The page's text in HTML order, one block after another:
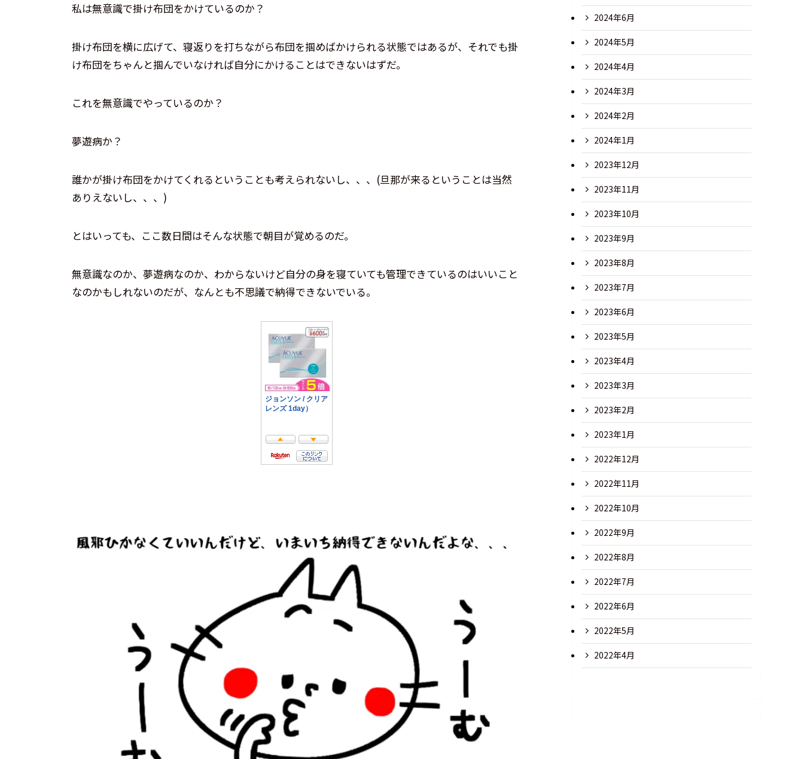
私は無意識で掛け布団をかけているのか？
掛け布団を横に広げて、寝返りを打ちながら布団を掴めばかけられる状態ではあるが、それでも掛
け布団をちゃんと掴んでいなければ自分にかけることはできないはずだ。
これを無意識でやっているのか？
夢遊病か？
誰かが掛け布団をかけてくれるということも考えられないし、、、(旦那が来るということは当然
ありえないし、、、)
とはいっても、ここ数日間はそんな状態で朝目が覚めるのだ。
無意識なのか、夢遊病なのか、わからないけど自分の身を寝ていても管理できているのはいいこと
なのかもしれないのだが、なんとも不思議で納得できないでいる。
2024年6月
2024年5月
2024年4月
2024年3月
2024年2月
2024年1月
2023年12月
2023年11月
2023年10月
2023年9月
2023年8月
2023年7月
2023年6月
2023年5月
2023年4月
2023年3月
2023年2月
2023年1月
2022年12月
2022年11月
2022年10月
2022年9月
2022年8月
2022年7月
2022年6月
2022年5月
2022年4月